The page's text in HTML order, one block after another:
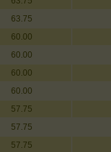
63.75
60.00
60.00
60.00
60.00
57.75
57.75
57.75